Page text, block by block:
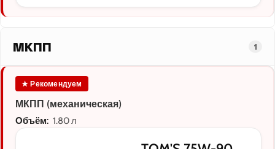
МКПП 1
★ Рекомендуем
МКПП (механическая)
Объём: 1.80 л